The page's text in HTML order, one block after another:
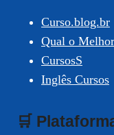
Curso.blog.br
Qual o
CursosS
Inglês Cursos
🛒